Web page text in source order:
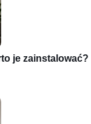
je zainstalować?